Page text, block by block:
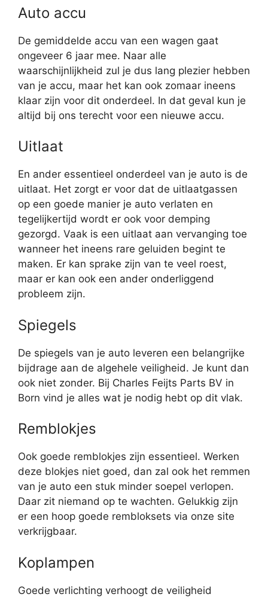
Auto accu
De gemiddelde accu van een wagen gaat
ongeveer 6 jaar mee. Naar alle
waarschijnlijkheid zul je dus lang plezier hebben
van je accu, maar het kan ook zomaar ineens
klaar zijn voor dit onderdeel. In dat geval kun je
altijd bij ons terecht voor een nieuwe accu.
Uitlaat
En ander essentieel onderdeel van je auto is de
uitlaat. Het zorgt er voor dat de uitlaatgassen
op een goede manier je auto verlaten en
tegelijkertijd wordt er ook voor demping
gezorgd. Vaak is een uitlaat aan vervanging toe
wanneer het ineens rare geluiden begint te
maken. Er kan sprake zijn van te veel roest,
maar er kan ook een ander onderliggend
probleem zijn.
Spiegels
De spiegels van je auto leveren een belangrijke
bijdrage aan de algehele veiligheid. Je kunt dan
ook niet zonder. Bij Charles Feijts Parts BV in
Born vind je alles wat je nodig hebt op dit vlak.
Remblokjes
Ook goede remblokjes zijn essentieel. Werken
deze blokjes niet goed, dan zal ook het remmen
van je auto een stuk minder soepel verlopen.
Daar zit niemand op te wachten. Gelukkig zijn
er een hoop goede rembloksets via onze site
verkrijgbaar.
Koplampen
Goede verlichting verhoogt de veiligheid